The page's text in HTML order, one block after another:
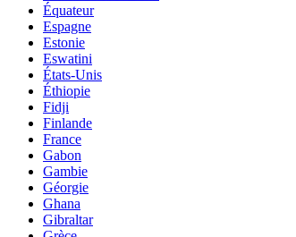
Équateur
Espagne
Estonie
Eswatini
États-Unis
Éthiopie
Fidji
Finlande
France
Gabon
Gambie
Géorgie
Ghana
Gibraltar